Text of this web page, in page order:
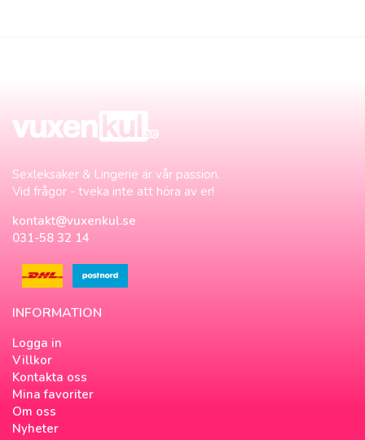
Sexleksaker & Lingerie är vår passion.
Vid frågor - tveka inte att höra av er!
kontakt@vuxenkul.se
031-58 32 14
INFORMATION
Logga in
Villkor
Kontakta oss
Mina favoriter
Om oss
Nyheter